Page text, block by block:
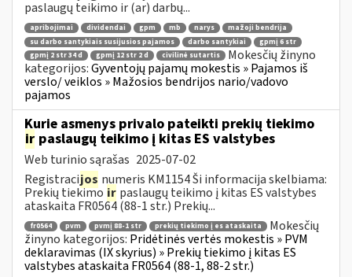
paslaugų teikimo ir (ar) darbų...
apribojimai dividendai gpm mb narys
mažoji bendrija
su darbo santykiais susijusios pajamos
darbo santykiai
gpmį 6 str
gpmį 2 str 34 d
gpmį 12 str 2 d civilinė sutartis
Mokesčių žinyno
kategorijos:Gyventojų pajamų mokestis » Pajamos iš
verslo/ veiklos » Mažosios bendrijos nario/vadovo
pajamos
Kurie asmenys privalo pateikti prekių tiekimo
ir paslaugų teikimo į kitas ES valstybes
Web turinio sąrašas 2025-07-02
Registracijos numeris KM1154 Ši informacija skelbiama:
Prekių tiekimo ir paslaugų teikimo į kitas ES valstybes
ataskaita FR0564 (88-1 str.) Prekių...
fr0564 pvm pvmį 88-1 str prekių tiekimo į es ataskaita
Mokesčių
žinyno kategorijos: Pridėtinės vertės mokestis » PVM
deklaravimas (IX skyrius) » Prekių tiekimo į kitas ES
valstybes ataskaita FR0564 (88-1, 88-2 str.)